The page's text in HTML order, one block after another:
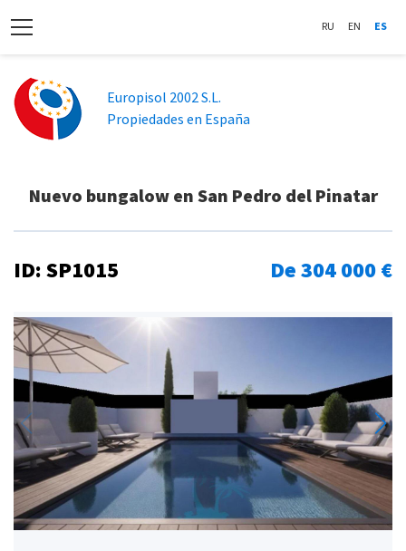
RU EN ES
Europisol 2002 S.L.
Propiedades en España
Nuevo bungalow en San Pedro del Pinatar
ID: SP1015 De 304 000 €